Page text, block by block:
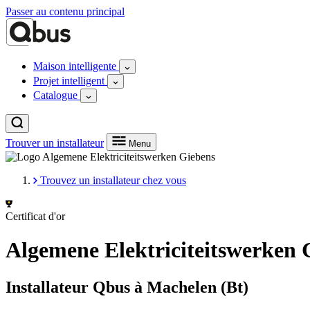
Passer au contenu principal
Maison intelligente
Projet intelligent
Catalogue
Trouver un installateur Menu
Trouvez un installateur chez vous
Certificat d'or
Algemene Elektriciteitswerken
Installateur Qbus à Machelen (Bt)